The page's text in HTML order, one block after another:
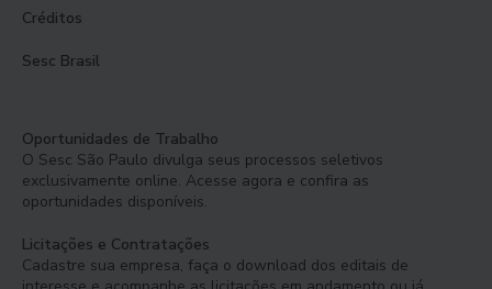
Créditos
Sesc Brasil
Oportunidades de Trabalho
O Sesc São Paulo divulga seus processos seletivos
exclusivamente online. Acesse agora e confira as
oportunidades disponíveis.
Licitações e Contratações
Cadastre sua empresa, faça o download dos editais de